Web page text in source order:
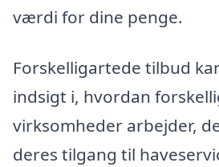
værdi for dine penge.
Forskelligartede tilbud
indsigt i, hvordan
virksomheder arbejder,
deres tilgang til